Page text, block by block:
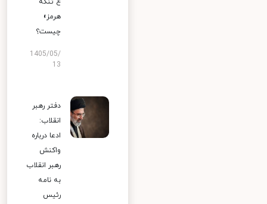
هرمز»
چیست؟
1405/05/
13
دفتر رهبر
انقلاب:
ادعا درباره
واکنش
رهبر انقلاب
به نامه
رئیس